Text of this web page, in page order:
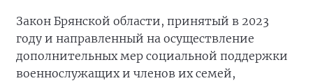
Закон Брянской области, принятый в 2023
году и направленный на осуществление
дополнительных мер социальной поддержки
военнослужащих и членов их семей,